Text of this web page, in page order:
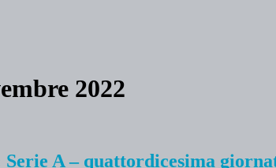
2022
A – quattordicesima